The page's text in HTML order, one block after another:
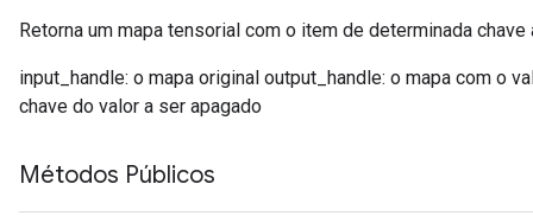
Retorna um mapa tensorial com o item de determinada chave
input_handle: o mapa original output_handle: o mapa com o
chave do valor a ser apagado
Métodos Públicos